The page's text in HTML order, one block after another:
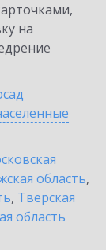
на
область,
, Тверская
область